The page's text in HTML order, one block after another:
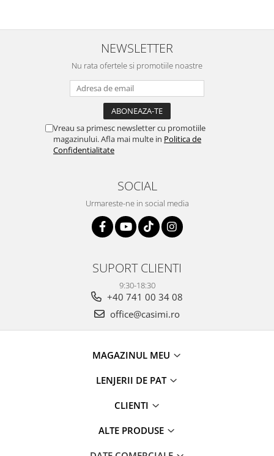
NEWSLETTER
Nu rata ofertele si promotiile noastre
Vreau sa primesc newsletter cu promotiile
magazinului. Afla mai multe in Politica de
Confidentialitate
SOCIAL
Urmareste-ne in social media
SUPORT CLIENTI
9:30-18:30
+40 741 00 34 08
office@casimi.ro
MAGAZINUL MEU
LENJERII DE PAT
CLIENTI
ALTE PRODUSE